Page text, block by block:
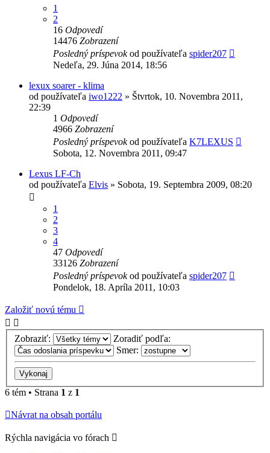
1
2
16 Odpovedí
14476 Zobrazení
Posledný príspevokod používateľa spider207
Nedeľa, 29. Júna 2014, 18:56
lexux soarer - klima
od používateľa iwo1222 » Štvrtok, 10. Novembra 2011,
22:39
1 Odpovedí
4966 Zobrazení
Posledný príspevokod používateľa K7LEXUS
Sobota, 12. Novembra 2011, 09:47
Lexus LF-Ch
od používateľa Elvis » Sobota, 19. Septembra 2009, 08:20
1
2
3
4
47 Odpovedí
33126 Zobrazení
Posledný príspevokod používateľa spider207
Pondelok, 18. Apríla 2011, 10:03
Založiť novú tému
Zobraziť:
Zoradiť podľa:
Smer:
6 tém • Strana 1 z 1
Návrat na obsah portálu
Rýchla navigácia vo fórach